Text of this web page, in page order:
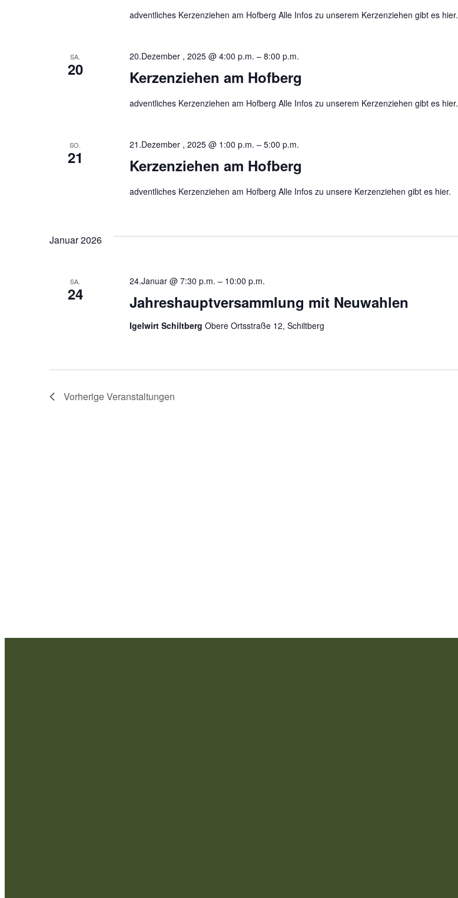
adventliches Kerzenziehen am Hofberg Alle Infos zu unserem Kerzenziehen gibt es hier.
SA.
20 Kerzenziehen am Hofberg
20.Dezember , 2025 @ 4:00 p.m. – 8:00 p.m.
adventliches Kerzenziehen am Hofberg Alle Infos zu unserem Kerzenziehen gibt es hier.
SO.
21 Kerzenziehen am Hofberg
21.Dezember , 2025 @ 1:00 p.m. – 5:00 p.m.
adventliches Kerzenziehen am Hofberg Alle Infos zu unsere Kerzenziehen gibt es hier.
Januar 2026
SA.
24 Jahreshauptversammlung mit Neuwahlen
24.Januar @ 7:30 p.m. – 10:00 p.m.
Igelwirt Schiltberg Obere Ortsstraße 12, Schiltberg
VorherigeVeranstaltungen